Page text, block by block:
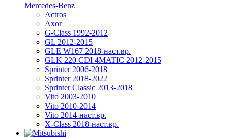
Mercedes-Benz
Actros
Axor
G-Class 1992-2012
GL 2012-2015
GLE W167 2018-наст.вр.
GLK 220 CDI 4MATIC 2012-2015
Sprinter 2006-2018
Sprinter 2018-2022
Sprinter Classic 2013-2018
Vito 2003-2010
Vito 2010-2014
Vito 2014-наст.вр.
X-Class 2018-наст.вр.